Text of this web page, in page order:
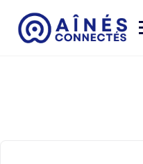
content